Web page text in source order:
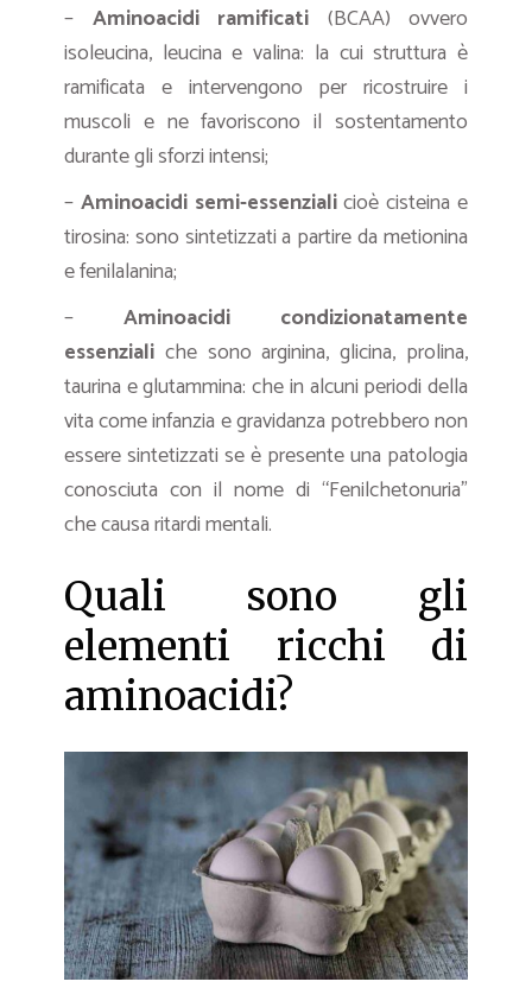
– Aminoacidi ramificati (BCAA) ovvero
isoleucina, leucina e valina: la cui struttura è
ramificata e intervengono per ricostruire i
muscoli e ne favoriscono il sostentamento
durante gli sforzi intensi;
– Aminoacidi semi-essenzialicioè cisteina e
tirosina: sono sintetizzati a partire da metionina
e fenilalanina;
– Aminoacidi
condizionatamente
essenziali che sono arginina, glicina, prolina,
taurina e glutammina: che in alcuni periodi della
vita come infanzia e gravidanza potrebbero non
essere sintetizzati se è presente una patologia
conosciuta con il nome di “Fenilchetonuria”
che causa ritardi mentali.
Quali sono gli
elementi ricchi di
aminoacidi?